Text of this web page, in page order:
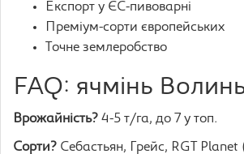
Експорт у ЄС-пивоварні
Преміум-сорти європейських
Точне землеробство
FAQ: ячмінь
Врожайність? 4-5 т/га, до 7 у топ.
Сорти? Себастьян, Грейс, RGT